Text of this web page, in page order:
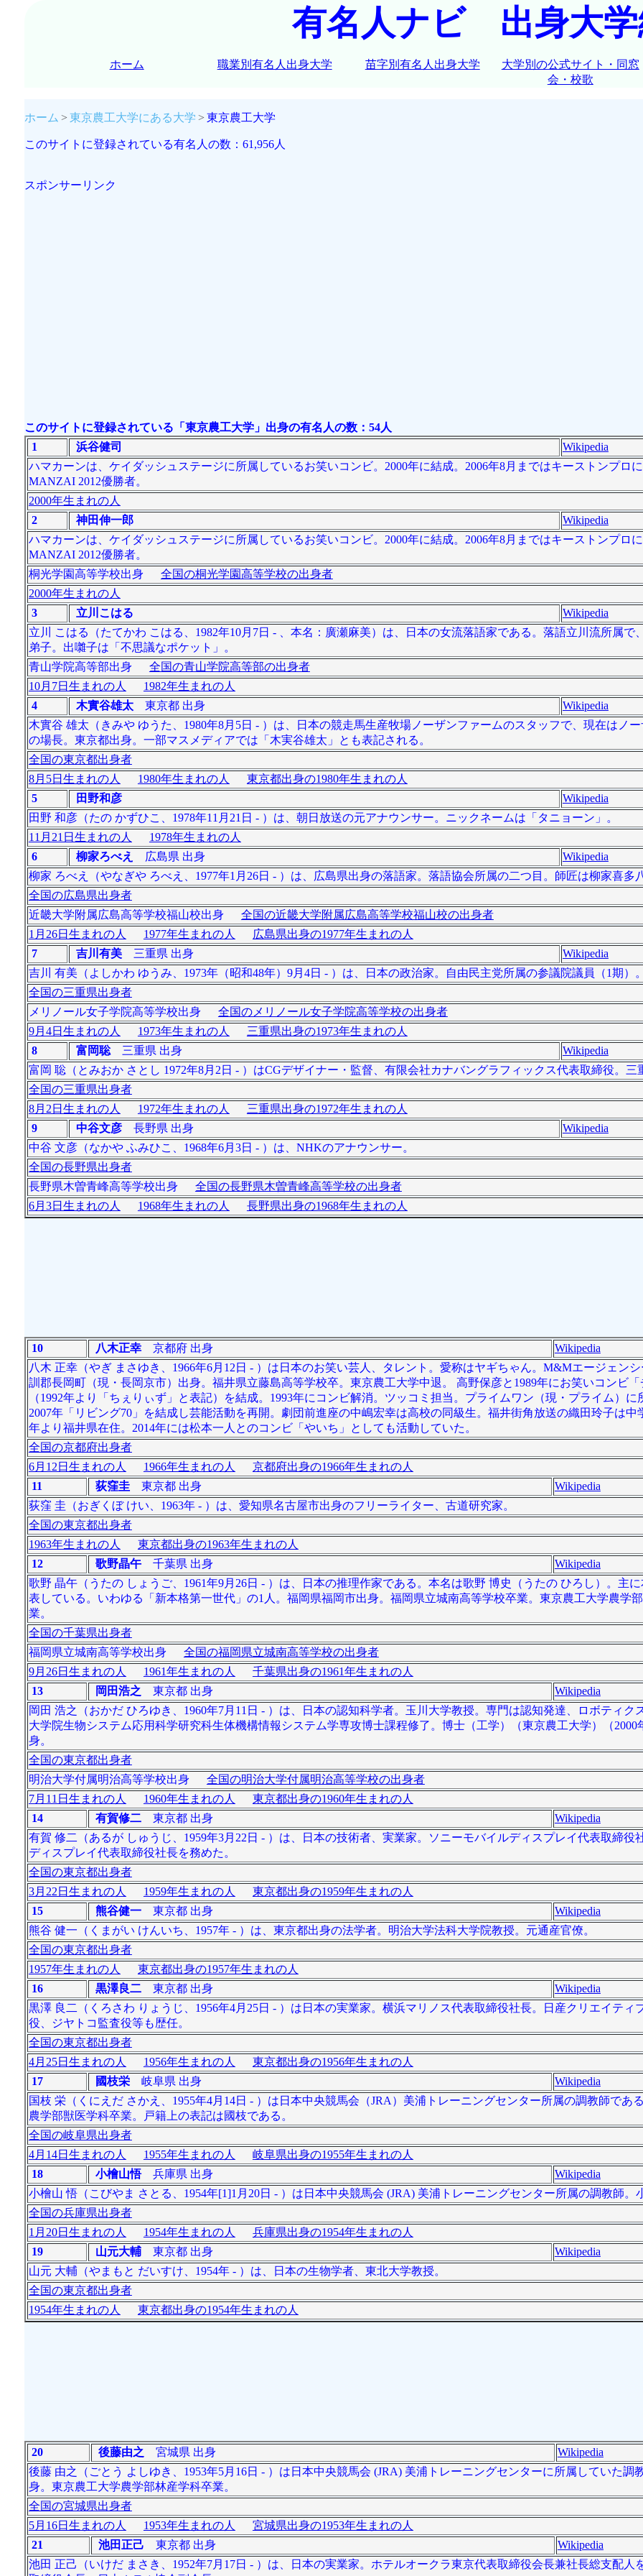
有名人ナビ 出身大
ホーム 職業別有名人出身大学 苗字別有名人出身大学
大学別の公式サイト・同窓
会・校歌
ホーム 東京農工大学にある大学 東京農工大学
このサイトに登録されている有名人の数：61,956人
スポンサーリンク
このサイトに登録されている「東京農工大学」出身の有名人の数：54人
1
浜谷健司
Wikipedia
ハマカーンは、ケイダッシュステージに所属しているお笑いコンビ。2000年に結成。2006年8月まではキーストンプロ
MANZAI 2012優勝者。
2000年生まれの人
2
神田伸一郎
Wikipedia
ハマカーンは、ケイダッシュステージに所属しているお笑いコンビ。2000年に結成。2006年8月まではキーストンプロ
MANZAI 2012優勝者。
桐光学園高等学校出身 全国の桐光学園高等学校の出身者
2000年生まれの人
3
立川こはる
Wikipedia
立川 こはる（たてかわ こはる、1982年10月7日 - 、本名：廣瀬麻美）は、日本の女流落語家である。落語立川流所属で
弟子。出囃子は「不思議なポケット」。
青山学院高等部出身 全国の青山学院高等部の出身者
10月7日生まれの人
1982年生まれの人
4
木實谷雄太東京都 出身
Wikipedia
木實谷 雄太（きみや ゆうた、1980年8月5日 - ）は、日本の競走馬生産牧場ノーザンファームのスタッフで、現在はノ
の場長。東京都出身。一部マスメディアでは「木実谷雄太」とも表記される。
全国の東京都出身者
8月5日生まれの人
1980年生まれの人
東京都出身の1980年生まれの人
5
田野和彦
Wikipedia
田野 和彦（たの かずひこ、1978年11月21日 - ）は、朝日放送の元アナウンサー。ニックネームは「タニョーン」。
11月21日生まれの人
1978年生まれの人
6
柳家ろべえ 広島県 出身
Wikipedia
柳家 ろべえ（やなぎや ろべえ、1977年1月26日 - ）は、広島県出身の落語家。落語協会所属の二つ目。師匠は柳家喜多八
全国の広島県出身者
近畿大学附属広島高等学校福山校出身 全国の近畿大学附属広島高等学校福山校の出身者
1月26日生まれの人
1977年生まれの人
広島県出身の1977年生まれの人
7
吉川有美三重県 出身
Wikipedia
吉川 有美（よしかわ ゆうみ、1973年（昭和48年）9月4日 - ）は、日本の政治家。自由民主党所属の参議院議員（1期）。
全国の三重県出身者
メリノール女子学院高等学校出身 全国のメリノール女子学院高等学校の出身者
9月4日生まれの人
1973年生まれの人
三重県出身の1973年生まれの人
8
富岡聡三重県 出身
Wikipedia
富岡 聡（とみおか さとし 1972年8月2日 - ）はCGデザイナー・監督、有限会社カナバングラフィックス代表取締役。三
全国の三重県出身者
8月2日生まれの人
1972年生まれの人
三重県出身の1972年生まれの人
9
中谷文彦長野県 出身
Wikipedia
中谷 文彦（なかや ふみひこ、1968年6月3日 - ）は、NHKのアナウンサー。
全国の長野県出身者
長野県木曽青峰高等学校出身 全国の長野県木曽青峰高等学校の出身者
6月3日生まれの人
1968年生まれの人 長野県出身の1968年生まれの人
10 八木正幸京都府 出身
Wikipedia
八木 正幸（やぎ まさゆき、1966年6月12日 - ）は日本のお笑い芸人、タレント。愛称はヤギちゃん。M&Mエージェン
訓郡長岡町（現・長岡京市）出身。福井県立藤島高等学校卒。東京農工大学中退。 高野保彦と1989年にお笑いコンビ「
（1992年より「ちぇりぃず」と表記）を結成。1993年にコンビ解消。ツッコミ担当。プライムワン（現・プライム）に
2007年「リビング70」を結成し芸能活動を再開。劇団前進座の中嶋宏幸は高校の同級生。福井街角放送の織田玲子は中
年より福井県在住。2014年には松本一人とのコンビ「やいち」としても活動していた。
全国の京都府出身者
6月12日生まれの人
1966年生まれの人
京都府出身の1966年生まれの人
11
荻窪圭東京都 出身
Wikipedia
荻窪 圭（おぎくぼ けい、1963年 - ）は、愛知県名古屋市出身のフリーライター、古道研究家。
全国の東京都出身者
1963年生まれの人
東京都出身の1963年生まれの人
12
歌野晶午千葉県 出身
Wikipedia
歌野 晶午（うたの しょうご、1961年9月26日 - ）は、日本の推理作家である。本名は歌野 博史（うたの ひろし）。主
表している。いわゆる「新本格第一世代」の1人。福岡県福岡市出身。福岡県立城南高等学校卒業。東京農工大学農学
業。
全国の千葉県出身者
福岡県立城南高等学校出身 全国の福岡県立城南高等学校の出身者
9月26日生まれの人
1961年生まれの人
千葉県出身の1961年生まれの人
13
岡田浩之 東京都 出身
Wikipedia
岡田 浩之（おかだ ひろゆき、1960年7月11日 - ）は、日本の認知科学者。玉川大学教授。専門は認知発達、ロボティク
大学院生物システム応用科学研究科生体機構情報システム学専攻博士課程修了。博士（工学）（東京農工大学）（2000
身。
全国の東京都出身者
明治大学付属明治高等学校出身 全国の明治大学付属明治高等学校の出身者
7月11日生まれの人
1960年生まれの人
東京都出身の1960年生まれの人
14
有賀修二東京都 出身
Wikipedia
有賀 修二（あるが しゅうじ、1959年3月22日 - ）は、日本の技術者、実業家。ソニーモバイルディスプレイ代表取締役
ディスプレイ代表取締役社長を務めた。
全国の東京都出身者
3月22日生まれの人
1959年生まれの人
東京都出身の1959年生まれの人
15
熊谷健一東京都 出身
Wikipedia
熊谷 健一（くまがい けんいち、1957年 - ）は、東京都出身の法学者。明治大学法科大学院教授。元通産官僚。
全国の東京都出身者
1957年生まれの人
東京都出身の1957年生まれの人
16
黒澤良二東京都 出身
Wikipedia
黒澤 良二（くろさわ りょうじ、1956年4月25日 - ）は日本の実業家。横浜マリノス代表取締役社長。日産クリエイティ
役、ジヤトコ監査役等も歴任。
全国の東京都出身者
4月25日生まれの人
1956年生まれの人
東京都出身の1956年生まれの人
17
國枝栄岐阜県 出身
Wikipedia
国枝 栄（くにえだ さかえ、1955年4月14日 - ）は日本中央競馬会（JRA）美浦トレーニングセンター所属の調教師であ
農学部獣医学科卒業。戸籍上の表記は國枝である。
全国の岐阜県出身者
4月14日生まれの人
1955年生まれの人
岐阜県出身の1955年生まれの人
18
小檜山悟兵庫県 出身
Wikipedia
小檜山 悟（こびやま さとる、1954年[1]1月20日 - ）は日本中央競馬会 (JRA) 美浦トレーニングセンター所属の調教師。
全国の兵庫県出身者
1月20日生まれの人
1954年生まれの人
兵庫県出身の1954年生まれの人
19
山元大輔東京都 出身
Wikipedia
山元 大輔（やまもと だいすけ、1954年 - ）は、日本の生物学者、東北大学教授。
全国の東京都出身者
1954年生まれの人
東京都出身の1954年生まれの人
20 後藤由之 宮城県 出身
Wikipedia
後藤 由之（ごとう よしゆき、1953年5月16日 - ）は日本中央競馬会 (JRA) 美浦トレーニングセンターに所属していた調
身。東京農工大学農学部林産学科卒業。
全国の宮城県出身者
5月16日生まれの人
1953年生まれの人
宮城県出身の1953年生まれの人
21
池田正己 東京都 出身
Wikipedia
池田 正己（いけだ まさき、1952年7月17日 - ）は、日本の実業家。ホテルオークラ東京代表取締役会長兼社長総支配人